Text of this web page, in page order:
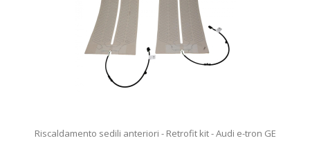
Riscaldamento sedili anteriori - Retrofit kit - Audi e-tron GE